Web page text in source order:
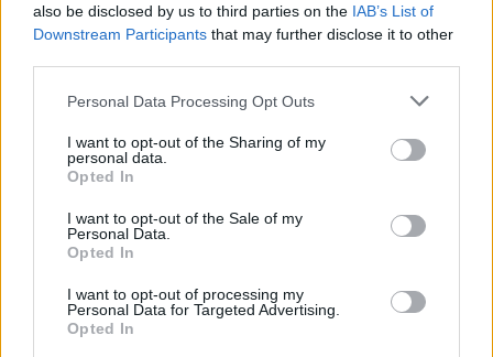
also be disclosed by us to third parties on the IAB’s List of
Downstream Participants that may further disclose it to other
Please note that this website/app uses one or more Google
not limited to your visit or usage behaviour. You may click to
grant or deny consent to Google and its third-party tags to
use your data for below specified purposes in below Google
consent section.
Personal Data Processing Opt Outs
I want to opt-out of the Sharing of my
personal data.
Opted In
I want to opt-out of the Sale of my
Personal Data.
Opted In
I want to opt-out of processing my
Personal Data for Targeted Advertising.
Opted In
Αττικής εφαρμόζουν αντίστοιχα μέτρα,
προσπαθώντας να ανακόψουν την πληθυσμιακή
αιμορραγία. Οι ίδιοι οι δήμαρχοι, πάντως, κρατούν
χαμηλούς τόνους: το επίδομα δεν λύνει το
πρόβλημα. Είναι όμως μια αρχή. Σε στήριξη των
οικογενειών του προχωρά
ο Δήμος Πύλου-
Νέστορος
καταβολή εφάπαξ επιδόματος γέννησης ύψους
5.000 ευρώ, για κάθε παιδί που γεννιέται και οι
γονείς του είναι δημότες του Δήμου. Στο ίδιο
μήκος κύματος καιο Δήμος Κορίνθου ο οποίος
δίνει εφάπαξ επίδομα 1.000 ευρώ